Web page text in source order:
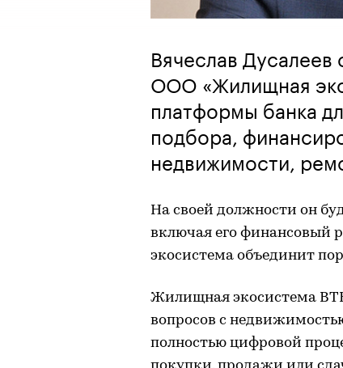
Вячеслав Дусалеев
ООО «Жилищная
платформы банка
подбора,
недвижимости,
На своей должности он
включая его финансовый
экосистема объединит
Жилищная экосистема
вопросов с
полностью цифровой